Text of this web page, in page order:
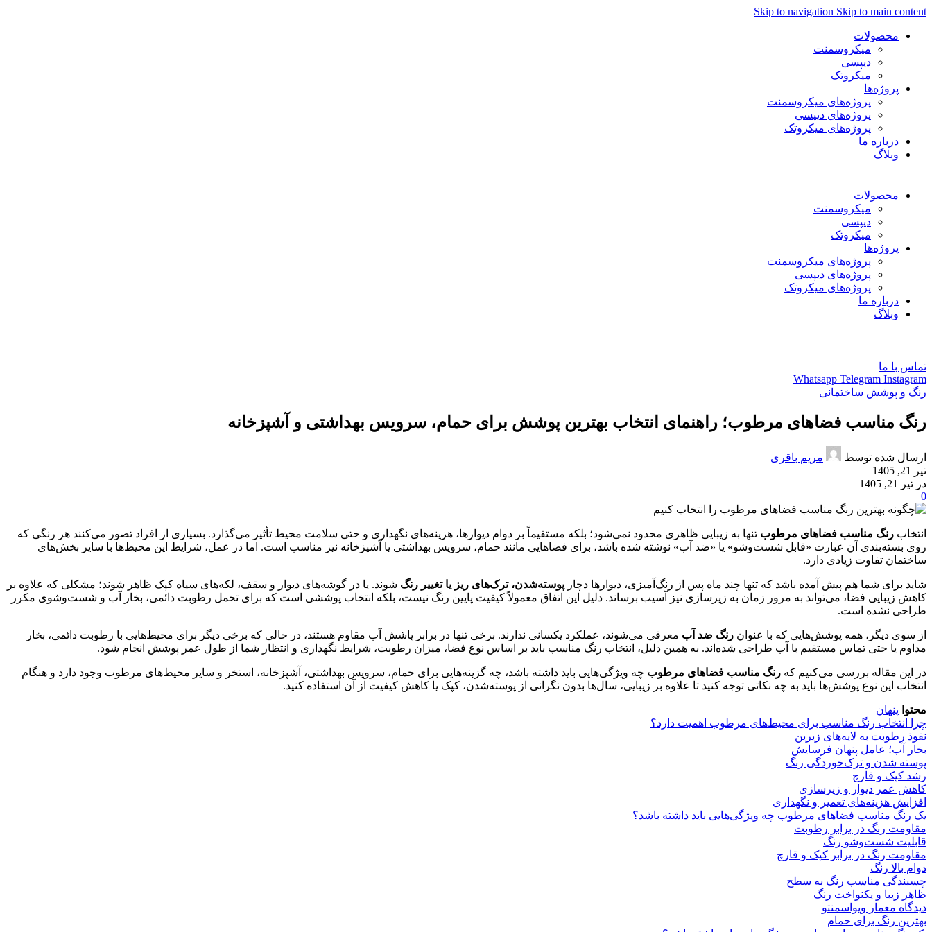
Skip to navigation Skip to main content
محصولات
میکروسمنت
دیپسی
میکروتک
پروژه‌ها
پروژه‌های میکروسمنت
پروژه‌های دیپسی
پروژه‌های میکروتک
درباره ما
وبلاگ
محصولات
میکروسمنت
دیپسی
میکروتک
پروژه‌ها
پروژه‌های میکروسمنت
پروژه‌های دیپسی
پروژه‌های میکروتک
درباره ما
وبلاگ
تماس با ما
Whatsapp Telegram Instagram
رنگ و پوشش ساختمانی
رنگ مناسب فضاهای مرطوب؛ راهنمای انتخاب بهترین پوشش برای حمام، سرویس بهداشتی و آشپزخانه
ارسال شده توسط
مریم باقری
تیر 21, 1405
در تیر 21, 1405
0
انتخاب رنگ مناسب فضاهای مرطوب تنها به زیبایی ظاهری محدود نمی‌شود؛ بلکه مستقیماً بر دوام دیوارها، هزینه‌های نگهداری و حتی سلامت محیط تأثیر می‌گذارد. بسیاری از افراد تصور می‌کنند هر رنگی که
روی بسته‌بندی آن عبارت «قابل شست‌وشو» یا «ضد آب» نوشته شده باشد، برای فضاهایی مانند حمام، سرویس بهداشتی یا آشپزخانه نیز مناسب است. اما در عمل، شرایط این محیط‌ها با سایر بخش‌های
ساختمان تفاوت زیادی دارد.
شاید برای شما هم پیش آمده باشد که تنها چند ماه پس از رنگ‌آمیزی، دیوارها دچار پوسته‌شدن، ترک‌های ریز یا تغییر رنگ شوند. یا در گوشه‌های دیوار و سقف، لکه‌های سیاه کپک ظاهر شوند؛ مشکلی که علاوه بر
کاهش زیبایی فضا، می‌تواند به مرور زمان به زیرسازی نیز آسیب برساند. دلیل این اتفاق معمولاً کیفیت پایین رنگ نیست، بلکه انتخاب پوششی است که برای تحمل رطوبت دائمی، بخار آب و شست‌وشوی مکرر
طراحی نشده است.
از سوی دیگر، همه پوشش‌هایی که با عنوان رنگ ضد آب معرفی می‌شوند، عملکرد یکسانی ندارند. برخی تنها در برابر پاشش آب مقاوم هستند، در حالی که برخی دیگر برای محیط‌هایی با رطوبت دائمی، بخار
مداوم یا حتی تماس مستقیم با آب طراحی شده‌اند. به همین دلیل، انتخاب رنگ مناسب باید بر اساس نوع فضا، میزان رطوبت، شرایط نگهداری و انتظار شما از طول عمر پوشش انجام شود.
در این مقاله بررسی می‌کنیم که رنگ مناسب فضاهای مرطوب چه ویژگی‌هایی باید داشته باشد، چه گزینه‌هایی برای حمام، سرویس بهداشتی، آشپزخانه، استخر و سایر محیط‌های مرطوب وجود دارد و هنگام
انتخاب این نوع پوشش‌ها باید به چه نکاتی توجه کنید تا علاوه بر زیبایی، سال‌ها بدون نگرانی از پوسته‌شدن، کپک یا کاهش کیفیت از آن استفاده کنید.
محتوا پنهان
چرا انتخاب رنگ مناسب برای محیط‌های مرطوب اهمیت دارد؟
نفوذ رطوبت به لایه‌های زیرین
بخار آب؛ عامل پنهان فرسایش
پوسته شدن و ترک‌خوردگی رنگ
رشد کپک و قارچ
کاهش عمر دیوار و زیرسازی
افزایش هزینه‌های تعمیر و نگهداری
یک رنگ مناسب فضاهای مرطوب چه ویژگی‌هایی باید داشته باشد؟
مقاومت رنگ در برابر رطوبت
قابلیت شست‌وشو رنگ
مقاومت رنگ در برابر کپک و قارچ
دوام بالا رنگ
چسبندگی مناسب رنگ به سطح
ظاهر زیبا و یکنواخت رنگ
دیدگاه معمار ویواسمنتو
بهترین رنگ برای حمام